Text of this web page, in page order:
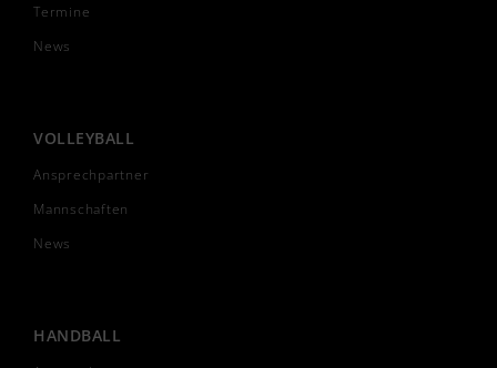
Termine
News
VOLLEYBALL
Ansprechpartner
Mannschaften
News
HANDBALL